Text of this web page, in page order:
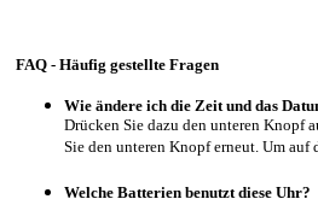
FAQ - Häufig gestellte Fragen
Wie ändere ich die Zeit und das
Drücken Sie dazu den unteren Knopf
Sie den unteren Knopf erneut. Um auf
Welche Batterien benutzt diese Uhr?